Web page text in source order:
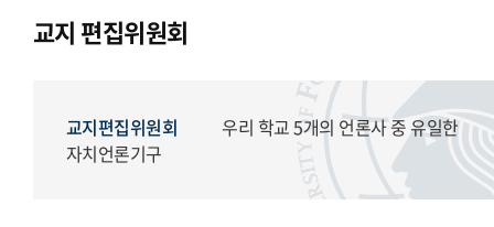
국제학생회
생활도서관
학생복지위원회
영상사업단
교지 편집위원회
교지편집위원회
우리 학교 5개의 언론사 중 유일한
자치언론기구